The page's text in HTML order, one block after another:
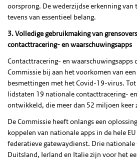
oorsprong. De wederzijdse erkenning van
tevens van essentieel belang.
3. Volledige gebruikmaking van
contacttracering- en waarschuwingsapps
Contacttracering- en waarschuwingsapps
Commissie bij aan het voorkomen van
besmettingen met het Covid-19-virus.
lidstaten 19 nationale contacttracering-
ontwikkeld, die meer dan 52 miljoen keer
De Commissie heeft onlangs een
koppelen van nationale apps in de hele
federatieve gatewaydienst. Drie
Duitsland, Ierland en Italie zijn voor het